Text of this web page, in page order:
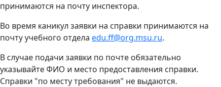
принимаются на почту инспектора.
Во время каникул заявки на справки принимаются на
почту учебного отдела edu.ff@org.msu.ru.
В случае подачи заявки по почте обязательно
указывайте ФИО и место предоставления справки.
Справки "по месту требования" не выдаются.